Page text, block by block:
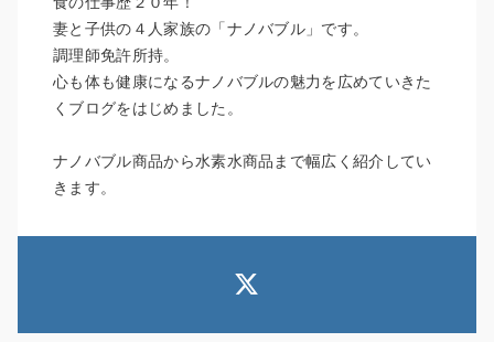
妻と子供の４人家族の「ナノバブル」です。
調理師免許所持。
心も体も健康になるナノバブルの魅力を広めていきた
くブログをはじめました。
ナノバブル商品から水素水商品まで幅広く紹介してい
きます。